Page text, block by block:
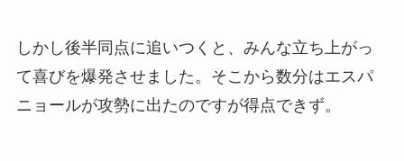
しかし後半同点に追いつくと、みんな立ち上がっ
て喜びを爆発させました。そこから数分はエスパ
ニョールが攻勢に出たのですが得点できず。